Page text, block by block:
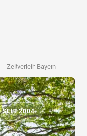
Zeltverleih Bayern
SEIT 2004